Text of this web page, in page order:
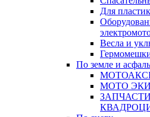
Для
Весла и
По земле и
МОТО